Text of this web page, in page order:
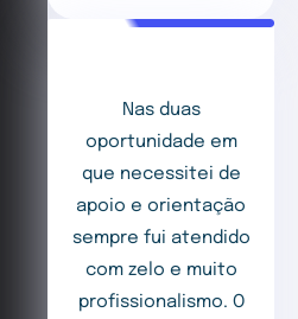
Nas duas
oportunidade em
que necessitei de
apoio e orientação
sempre fui atendido
com zelo e muito
profissionalismo. O